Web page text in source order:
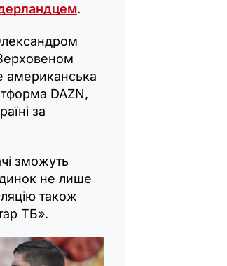
.
американська
DAZN,
за
зможуть
не лише
також
ТБ».